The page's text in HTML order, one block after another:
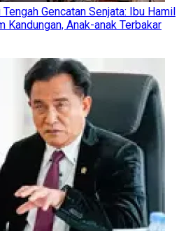
Gencatan Senjata: Ibu Hamil
Kandungan, Anak-anak Terbakar